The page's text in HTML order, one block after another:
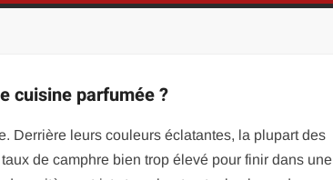
cuisine parfumée ?
Derrière leurs couleurs éclatantes, la plupart des
de camphre bien trop élevé pour finir dans une